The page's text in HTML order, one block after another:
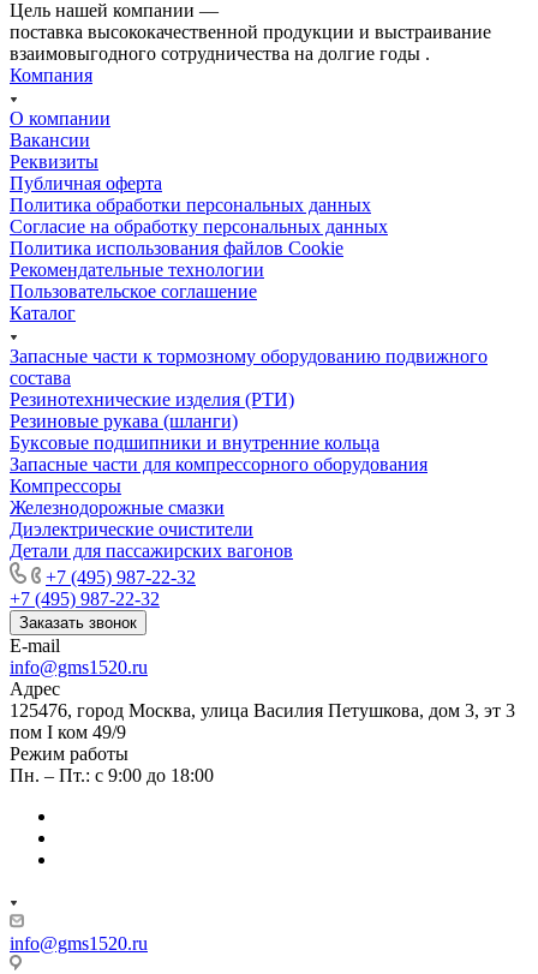
Цель нашей компании —
поставка высококачественной продукции и выстраивание
взаимовыгодного сотрудничества на долгие годы .
Компания
О компании
Вакансии
Реквизиты
Публичная оферта
Политика обработки персональных данных
Cогласие на обработку персональных данных
Политика использования файлов Cookie
Рекомендательные технологии
Пользовательское соглашение
Каталог
Запасные части к тормозному оборудованию подвижного
состава
Резинотехнические изделия (РТИ)
Резиновые рукава (шланги)
Буксовые подшипники и внутренние кольца
Запасные части для компрессорного оборудования
Компрессоры
Железнодорожные смазки
Диэлектрические очистители
Детали для пассажирских вагонов
+7 (495) 987-22-32
+7 (495) 987-22-32
Заказать звонок
E-mail
info@gms1520.ru
Адрес
125476, город Москва, улица Василия Петушкова, дом 3, эт 3
пом I ком 49/9
Режим работы
Пн. – Пт.: с 9:00 до 18:00
info@gms1520.ru